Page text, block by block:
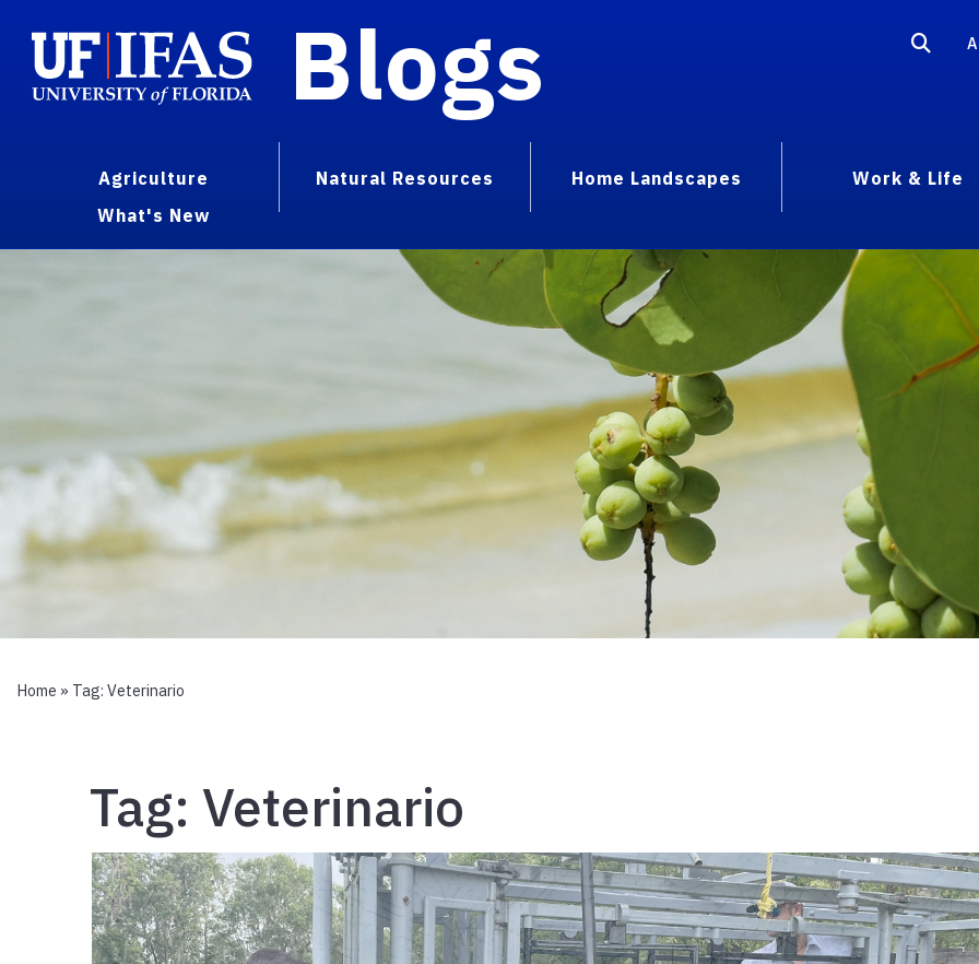
Blogs
Agriculture Natural Resources Home Landscapes
Work & Life
What's New
Home » Tag: Veterinario
Tag: Veterinario